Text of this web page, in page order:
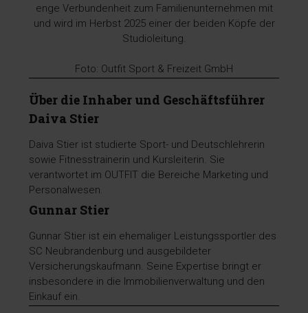
enge Verbundenheit zum Familienunternehmen mit
und wird im Herbst 2025 einer der beiden Köpfe der
Studioleitung.
Foto: Outfit Sport & Freizeit GmbH
Über die Inhaber und Geschäftsführer
Daiva Stier
Daiva Stier ist studierte Sport- und Deutschlehrerin
sowie Fitnesstrainerin und Kursleiterin. Sie
verantwortet im OUTFIT die Bereiche Marketing und
Personalwesen.
Gunnar Stier
Gunnar Stier ist ein ehemaliger Leistungssportler des
SC Neubrandenburg und ausgebildeter
Versicherungskaufmann. Seine Expertise bringt er
insbesondere in die Immobilienverwaltung und den
Einkauf ein.